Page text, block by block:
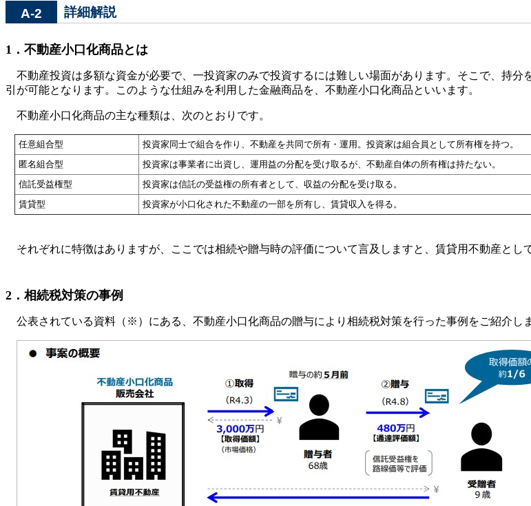
A-2 詳細解説
1．不動産小口化商品とは
不動産投資は多額な資金が必要で、一投資家のみで投資するには難しい場面があります。そこで、持分
引が可能となります。このような仕組みを利用した金融商品を、不動産小口化商品といいます。
不動産小口化商品の主な種類は、次のとおりです。
任意組合型
投資家同士で組合を作り、不動産を共同で所有・運用。投資家は組合員として所有権を持つ。
匿名組合型
投資家は事業者に出資し、運用益の分配を受け取るが、不動産自体の所有権は持たない。
信託受益権型
投資家は信託の受益権の所有者として、収益の分配を受け取る。
賃貸型
投資家が小口化された不動産の一部を所有し、賃貸収入を得る。
それぞれに特徴はありますが、ここでは相続や贈与時の評価について言及しますと、賃貸用不動産とし
2．相続税対策の事例
公表されている資料（※）にある、不動産小口化商品の贈与により相続税対策を行った事例をご紹介しま